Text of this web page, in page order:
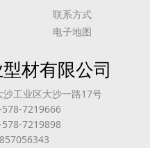
联系方式
电子地图
材有限公司
工业区大沙一路17号
7219666
7219898